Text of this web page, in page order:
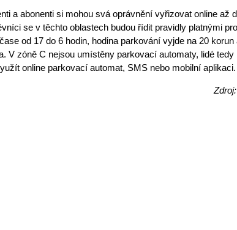
a abonenti si mohou svá oprávnění vyřizovat online až
se v těchto oblastech budou řídit pravidly platnými
od 17 do 6 hodin, hodina parkování vyjde na 20
V zóně C nejsou umístěny parkovací automaty, lidé
online parkovací automat, SMS nebo mobilní aplikaci.